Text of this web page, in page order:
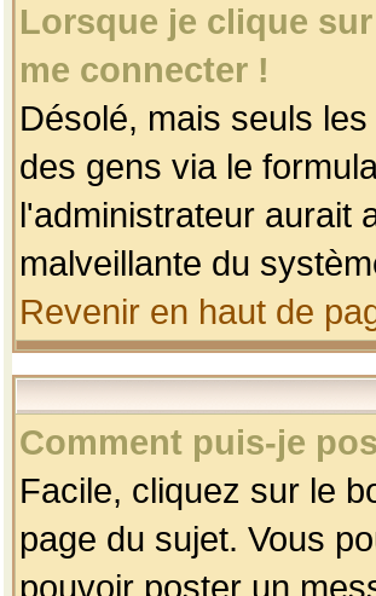
Lorsque je clique
me connecter !
Désolé, mais seuls
des gens via le
l'administrateur aurait
malveillante du
Revenir en haut de
Comment puis-je
Facile, cliquez sur le
page du sujet. Vous
pouvoir poster un